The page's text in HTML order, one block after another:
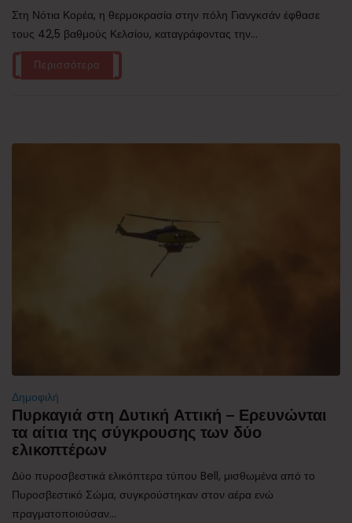
Στη Νότια Κορέα, η θερμοκρασία στην πόλη Γιανγκσάν έφθασε
τους 42,5 βαθμούς Κελσίου, καταγράφοντας την...
Περισσότερα
Δημοφιλή
Πυρκαγιά στη Δυτική Αττική – Ερευνώνται
τα αίτια της σύγκρουσης των δύο
ελικοπτέρων
Δύο πυροσβεστικά ελικόπτερα τύπου Bell, μισθωμένα από το
Πυροσβεστικό Σώμα, συγκρούστηκαν στον αέρα ενώ
πραγματοποιούσαν...